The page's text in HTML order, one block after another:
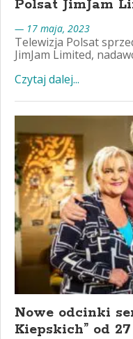
Polsat JimJam
— 17 maja, 2023
Telewizja Polsat
JimJam Limited,
Czytaj dalej...
Nowe odcinki
Kiepskich” od